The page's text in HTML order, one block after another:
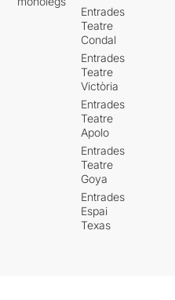
Entrades
Teatre
Condal
Entrades
Teatre
Victòria
Entrades
Teatre
Apolo
Entrades
Teatre
Goya
Entrades
Espai
Texas